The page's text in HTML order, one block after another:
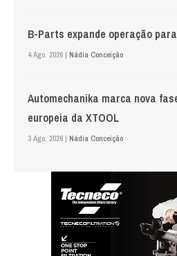
B-Parts expande operação
4 Ago. 2026 | Nádia Conceição
Automechanika marca nova
europeia da XTOOL
3 Ago. 2026 | Nádia Conceição